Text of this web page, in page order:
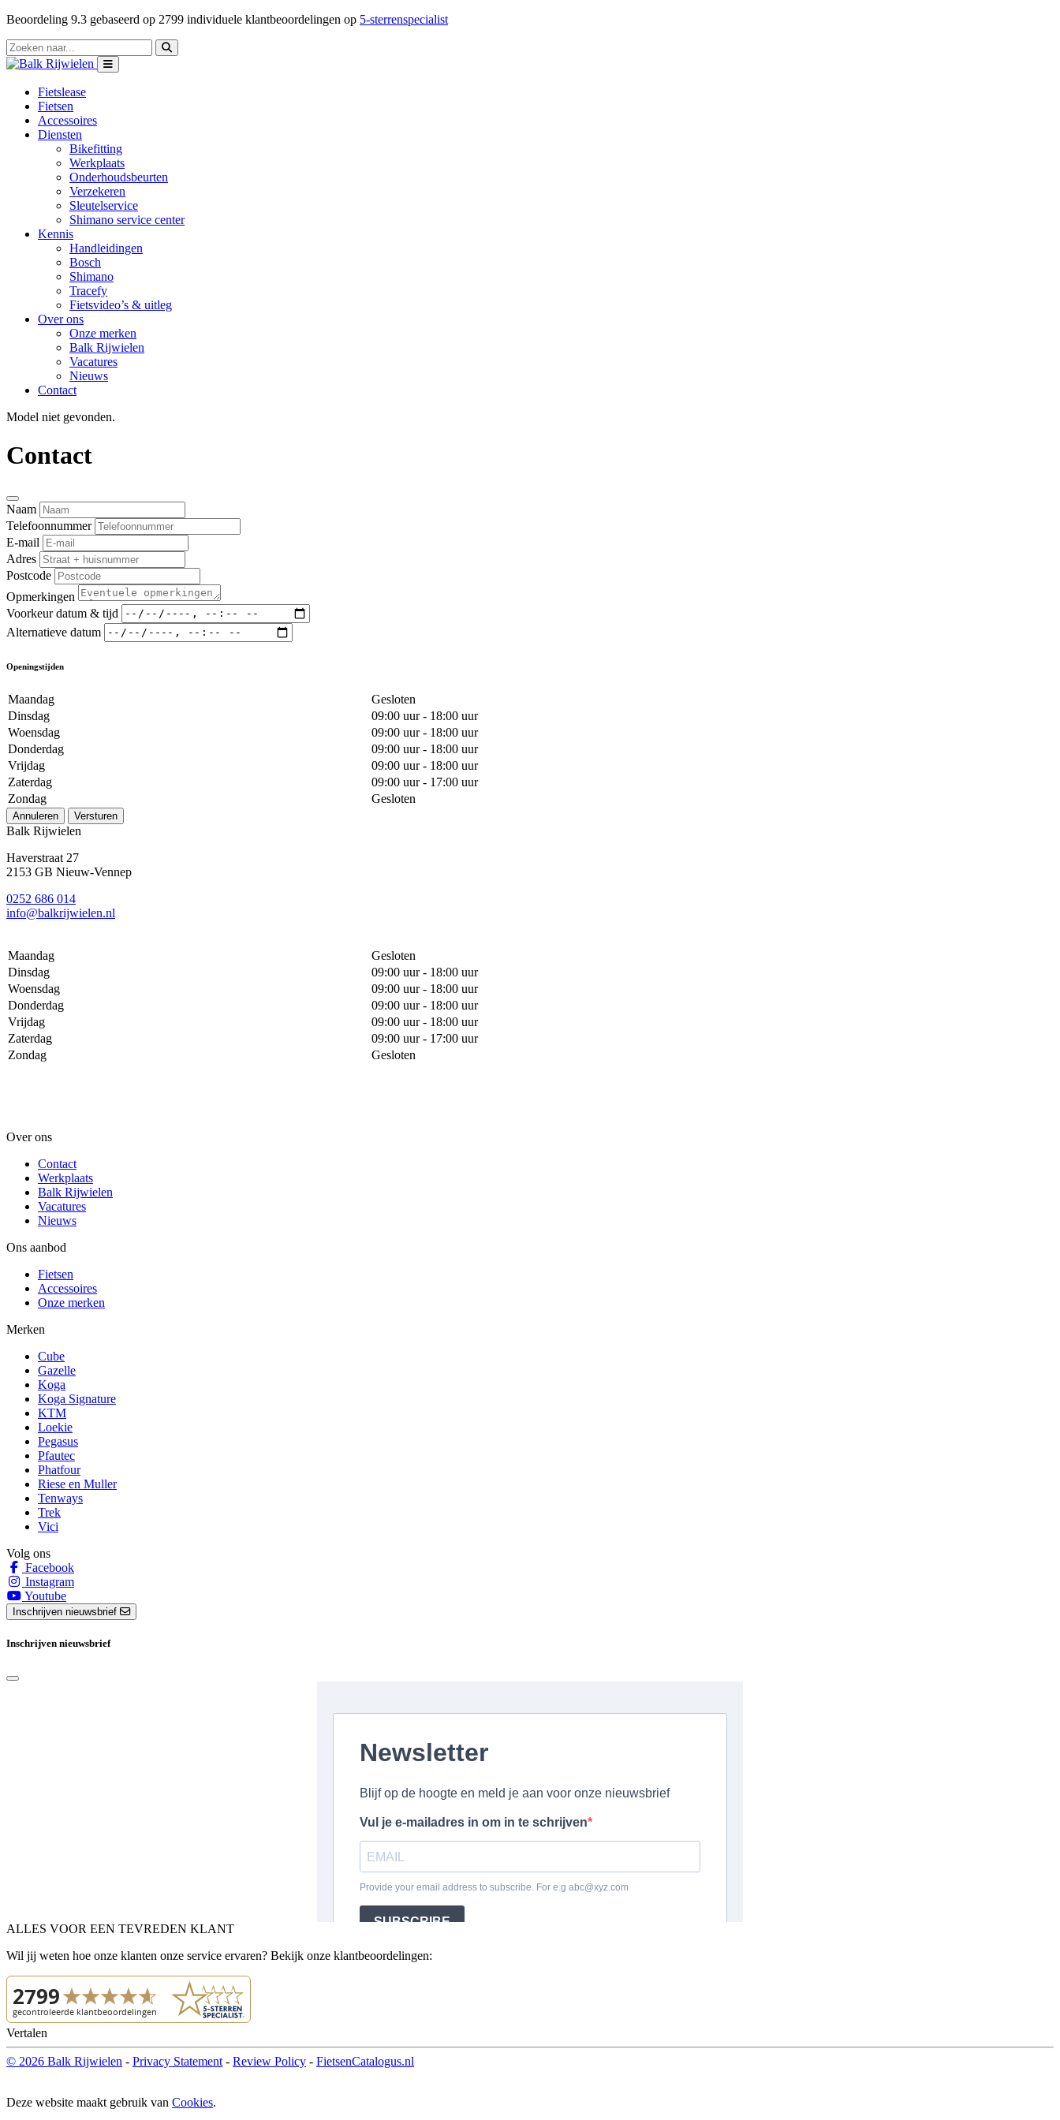
Beoordeling 9.3 gebaseerd op 2799 individuele klantbeoordelingen op 5-sterrenspecialist
Fietslease
Fietsen
Accessoires
Diensten
Bikefitting
Werkplaats
Onderhoudsbeurten
Verzekeren
Sleutelservice
Shimano service center
Kennis
Handleidingen
Bosch
Shimano
Tracefy
Fietsvideo’s & uitleg
Over ons
Onze merken
Balk Rijwielen
Vacatures
Nieuws
Contact
Model niet gevonden.
Contact
Naam
Telefoonnummer
E-mail
Adres
Postcode
Opmerkingen
Voorkeur datum & tijd
Alternatieve datum
Openingstijden
Maandag
Gesloten
Dinsdag
09:00 uur - 18:00 uur
Woensdag
09:00 uur - 18:00 uur
Donderdag
09:00 uur - 18:00 uur
Vrijdag
09:00 uur - 18:00 uur
Zaterdag
09:00 uur - 17:00 uur
Zondag
Gesloten
Annuleren Versturen
Balk Rijwielen
Haverstraat 27
2153 GB Nieuw-Vennep
0252 686 014
info@balkrijwielen.nl
Maandag
Gesloten
Dinsdag
09:00 uur - 18:00 uur
Woensdag
09:00 uur - 18:00 uur
Donderdag
09:00 uur - 18:00 uur
Vrijdag
09:00 uur - 18:00 uur
Zaterdag
09:00 uur - 17:00 uur
Zondag
Gesloten
Over ons
Contact
Werkplaats
Balk Rijwielen
Vacatures
Nieuws
Ons aanbod
Fietsen
Accessoires
Onze merken
Merken
Cube
Gazelle
Koga
Koga Signature
KTM
Loekie
Pegasus
Pfautec
Phatfour
Riese en Muller
Tenways
Trek
Vici
Volg ons
Facebook
Instagram
Youtube
Inschrijven nieuwsbrief
Inschrijven nieuwsbrief
ALLES VOOR EEN TEVREDEN KLANT
Wil jij weten hoe onze klanten onze service ervaren? Bekijk onze klantbeoordelingen:
Vertalen
© 2026 Balk Rijwielen - Privacy Statement - Review Policy - FietsenCatalogus.nl
Deze website maakt gebruik van Cookies.